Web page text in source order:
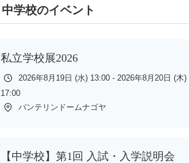
中学校のイベント
私立学校展2026
2026年8月19日 (水) 13:00 - 2026年8月20日 (木)
17:00
バンテリンドームナゴヤ
【中学校】第1回 入試・入学説明会